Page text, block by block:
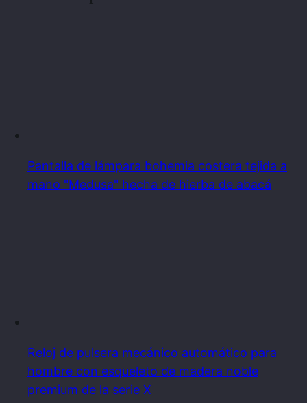
Pantalla de lámpara bohemia costera tejida a
mano "Medusa" hecha de hierba de abacá
Reloj de pulsera mecánico automático para
hombre con esqueleto de madera noble
premium de la serie X